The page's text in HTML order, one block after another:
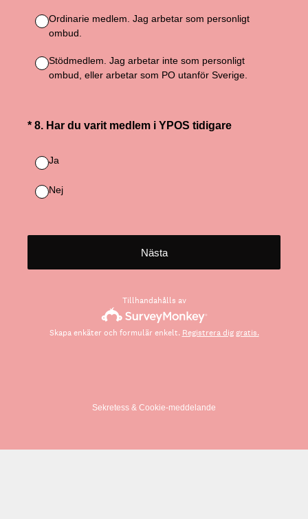
Ordinarie medlem. Jag arbetar som personligt
ombud.
Stödmedlem. Jag arbetar inte som personligt
ombud, eller arbetar som PO utanför Sverige.
* 8. Har du varit medlem i YPOS tidigare
(Obligatoriskt)
Ja
Nej
Nästa
Tillhandahålls av
Skapa enkäter och formulär enkelt. Registrera dig gratis.
Sekretess & Cookie-meddelande